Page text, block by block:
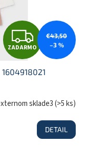
Z
A
D
A
ZADARMO
€43,50
–3 %
sklade3(>5 ks)
DETAIL